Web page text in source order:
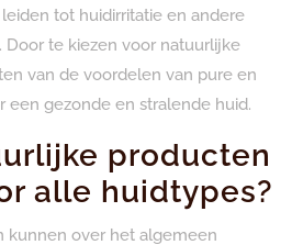
tot huidirritatie en andere
te kiezen voor natuurlijke
van de voordelen van pure en
een gezonde en stralende huid.
producten
alle huidtypes?
kunnen over het algemeen